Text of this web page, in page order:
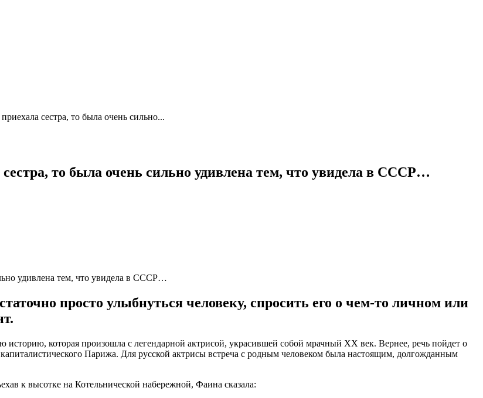
сестра, то была очень сильно...
то была очень сильно удивлена тем, что увидела в СССР…
просто улыбнуться человеку, спросить его о чем-то личном или
которая произошла с легендарной актрисой, украсившей собой мрачный XX век. Вернее, речь пойдет о
Парижа. Для русской актрисы встреча с родным человеком была настоящим, долгожданным
к высотке на Котельнической набережной, Фаина сказала: